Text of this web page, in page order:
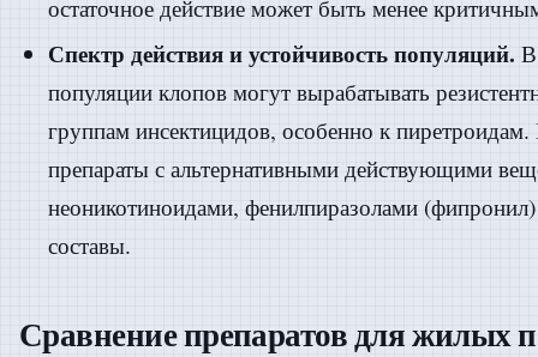
остаточное действие может быть менее
Спектр действия и устойчивость популяций. В
популяции клопов могут вырабатывать
группам инсектицидов, особенно к
препараты с альтернативными действующими
неоникотиноидами, фенилпиразолами
составы.
Сравнение препаратов для жилых